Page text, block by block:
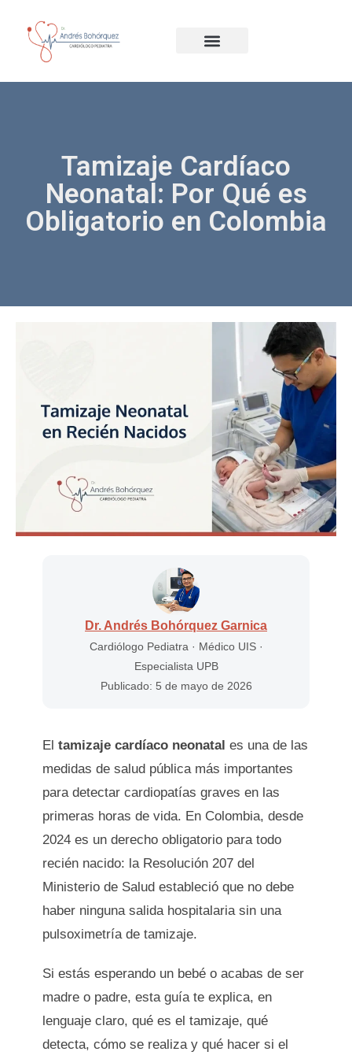
Tamizaje Cardíaco
Neonatal: Por Qué es
Obligatorio en Colombia
Dr. Andrés Bohórquez Garnica
Cardiólogo Pediatra · Médico UIS ·
Especialista UPB
Publicado: 5 de mayo de 2026
El tamizaje cardíaco neonatal es una de las
medidas de salud pública más importantes
para detectar cardiopatías graves en las
primeras horas de vida. En Colombia, desde
2024 es un derecho obligatorio para todo
recién nacido: la Resolución 207 del
Ministerio de Salud estableció que no debe
haber ninguna salida hospitalaria sin una
pulsoximetría de tamizaje.
Si estás esperando un bebé o acabas de ser
madre o padre, esta guía te explica, en
lenguaje claro, qué es el tamizaje, qué
detecta, cómo se realiza y qué hacer si el